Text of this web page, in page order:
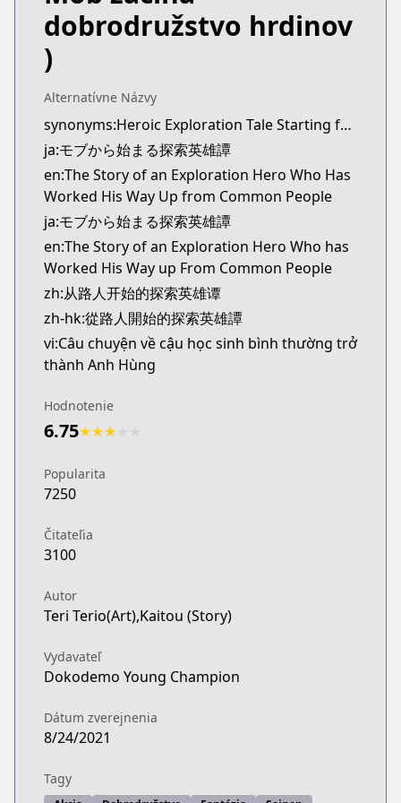
Kitsu
https://kitsu.app/manga/69397
https://www.mangaupdates.com/
novelUpdates
novelUpdates
https://www.novelupdates.com/series/heroic-
Book☆Walker
Book☆Walker
https://bookwalker.jp/series/336783/list
dobrodružstvo hrdinov
)
Alternatívne Názvy
synonyms:Heroic Exploration Tale Starting from Mob
ja:モブから始まる探索英雄譚
en:The Story of an Exploration Hero Who Has
Worked His Way Up from Common People
ja:モブから始まる探索英雄譚
en:The Story of an Exploration Hero Who has
Worked His Way up From Common People
zh:从路人开始的探索英雄谭
zh-hk:從路人開始的探索英雄譚
vi:Câu chuyện về cậu học sinh bình thường trở
thành Anh Hùng
Hodnotenie
6.75★★★
Popularita
7250
Čitateľia
3100
Autor
Teri Terio(Art),Kaitou (Story)
Vydavateľ
Dokodemo Young Champion
Dátum zverejnenia
8/24/2021
Tagy